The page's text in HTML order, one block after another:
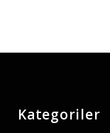
Kategoriler